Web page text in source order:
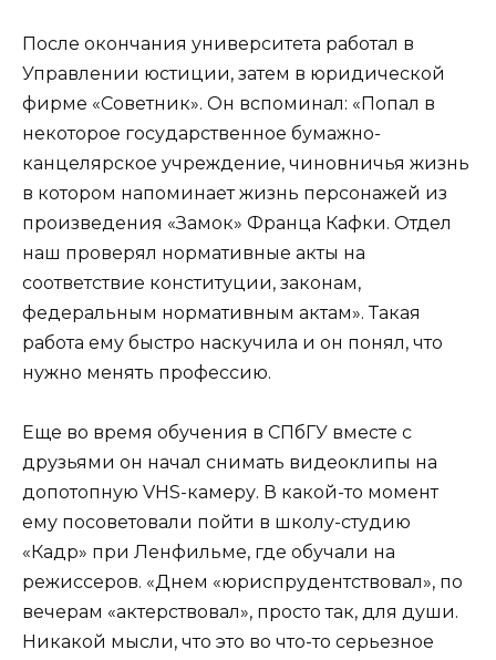
После окончания университета работал в
Управлении юстиции, затем в юридической
фирме «Советник». Он вспоминал: «Попал в
некоторое государственное бумажно-
канцелярское учреждение, чиновничья жизнь
в котором напоминает жизнь персонажей из
произведения «Замок» Франца Кафки. Отдел
наш проверял нормативные акты на
соответствие конституции, законам,
федеральным нормативным актам». Такая
работа ему быстро наскучила и он понял, что
нужно менять профессию.
Еще во время обучения в СПбГУ вместе с
друзьями он начал снимать видеоклипы на
допотопную VHS-камеру. В какой-то момент
ему посоветовали пойти в школу-студию
«Кадр» при Ленфильме, где обучали на
режиссеров. «Днем «юриспрудентствовал», по
вечерам «актерствовал», просто так, для души.
Никакой мысли, что это во что-то серьезное